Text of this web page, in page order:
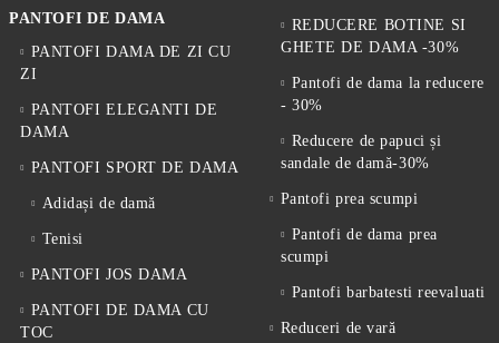
PANTOFI DE DAMA
PANTOFI DAMA DE ZI CU
ZI
PANTOFI ELEGANTI DE
DAMA
PANTOFI SPORT DE DAMA
Adidași de damă
Tenisi
PANTOFI JOS DAMA
PANTOFI DE DAMA CU
TOC
REDUCERE BOTINE SI
GHETE DE DAMA -30%
Pantofi de dama la reducere
- 30%
Reducere de papuci și
sandale de damă-30%
Pantofi prea scumpi
Pantofi de dama prea
scumpi
Pantofi barbatesti reevaluati
Reduceri de vară